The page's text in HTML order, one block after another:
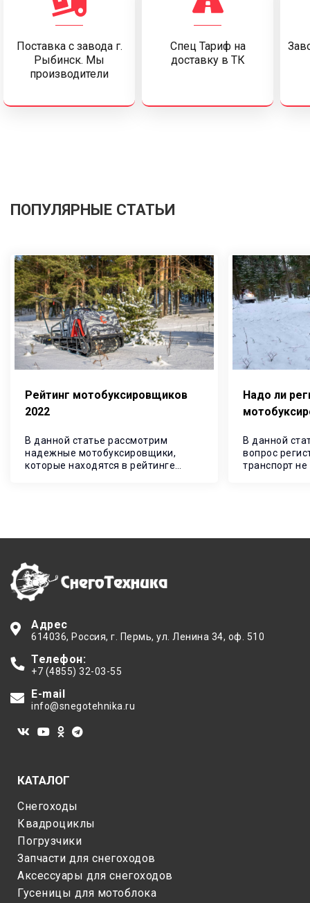
Поставка c завода г.
Рыбинск. Мы
производители
Спец Тариф на
доставку в ТК
ПОПУЛЯРНЫЕ СТАТЬИ
Рейтинг мотобуксировщиков
2022
В данной статье рассмотрим
надежные мотобуксировщики,
которые находятся в рейтинге
Надо ли
В данной
вопрос
транспорт
Адрес
614036, Россия, г. Пермь, ул. Ленина 34, оф. 510
Телефон:
+7 (4855) 32-03-55
E-mail
info@snegotehnika.ru
КАТАЛОГ
Снегоходы
Квадроциклы
Погрузчики
Запчасти для снегоходов
Аксессуары для снегоходов
Гусеницы для мотоблока